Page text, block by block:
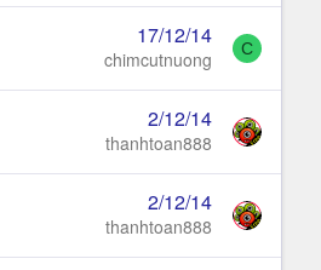
17/12/14
chimcutnuong C
2/12/14
thanhtoan888
2/12/14
thanhtoan888